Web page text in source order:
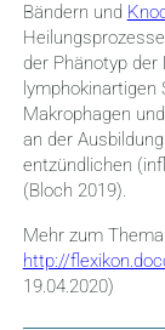
Bändern und
der Phänotyp
Makrophagen
an der
entzündlichen
(Bloch 2019).
Mehr zum Thema:
http://
19.04.2020)